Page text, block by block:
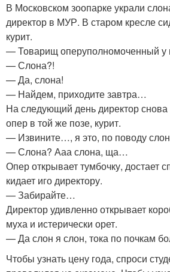
В Московском зоопарке украли
директор в МУР. В старом кресле
курит.
— Товарищ оперуполномоченный у
— Слона?!
— Да, слона!
— Найдем, приходите завтра…
На следующий день директор
опер в той же позе, курит.
— Извините…, я это, по поводу
— Слона? Ааа слона, ща…
Опер открывает тумбочку, достает
кидает иго директору.
— Забирайте…
Директор удивленно открывает
муха и истерически орет.
— Да слон я слон, тока по почкам
Чтобы узнать цену года, спроси